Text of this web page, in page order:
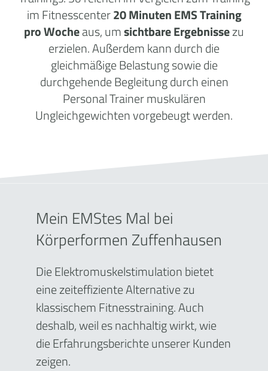
im Fitnesscenter20 Minuten EMS Training
pro Wocheaus, umsichtbare Ergebnissezu
erzielen. Außerdem kann durch die
gleichmäßige Belastung sowie die
durchgehende Begleitung durch einen
Personal Trainer muskulären
Ungleichgewichten vorgebeugt werden.
Mein EMStes Mal bei
Körperformen Zuffenhausen
Die Elektromuskelstimulation bietet
eine zeiteffiziente Alternative zu
klassischem Fitnesstraining. Auch
deshalb, weil es nachhaltig wirkt, wie
die Erfahrungsberichte unserer Kunden
zeigen.